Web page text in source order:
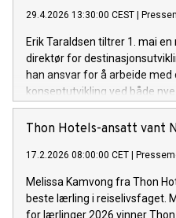
29.4.2026 13:30:00 CEST |
Erik Taraldsen tiltrer 1. mai
direktør for
han ansvar for å arbeide med
konseptutvikling ved både
kjeden. Taraldsen kommer
ved Thon Hotel Lofoten og
hotellene og i samarbeidet
blant annet gjennom
Reiseliv og Visit Lofoten. –
begge våre hoteller i
Thon Hotels-ansatt vant
17.2.2026 08:00:00 CET |
Melissa Kamvong fra Thon
beste lærling i reiselivsfaget.
for lærlinger 2026 vinner